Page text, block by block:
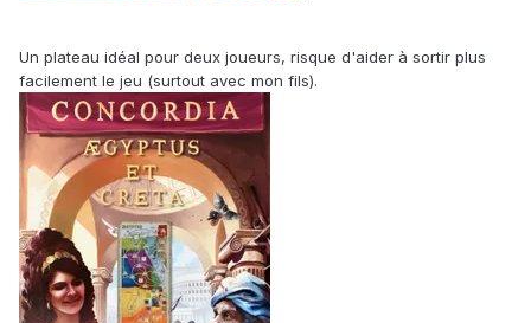
Un plateau idéal pour deux joueurs, risque d'aider à sortir plus
facilement le jeu (surtout avec mon fils).